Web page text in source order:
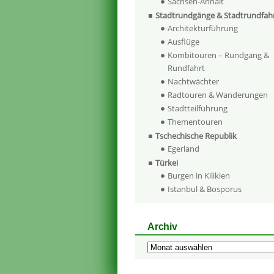
Stadtrundgänge &
Architekturführung
Ausflüge
Kombitouren – Rundgang &
Rundfahrt
Nachtwächter
Radtouren & Wanderungen
Stadtteilführung
Thementouren
Tschechische Republik
Egerland
Türkei
Burgen in Kilikien
Istanbul & Bosporus
Archiv
Archiv